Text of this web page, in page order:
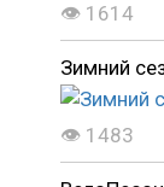
👁 1614
Зимний
👁 1483